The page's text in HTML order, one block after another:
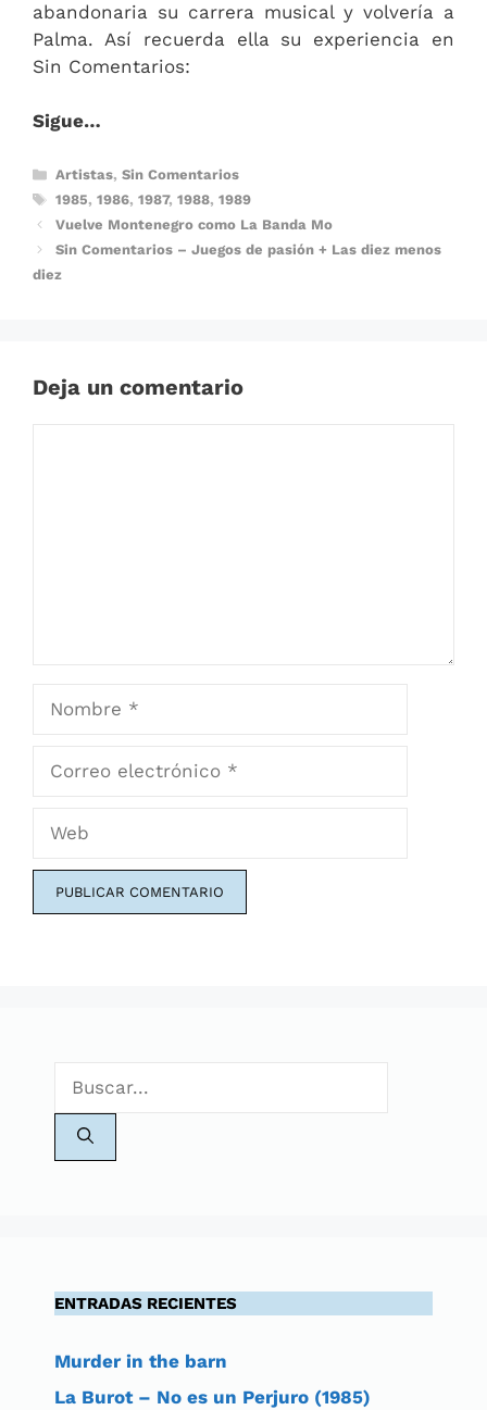
abandonaria su carrera musical y volvería a
Palma. Así recuerda ella su experiencia en
Sin Comentarios:
Sigue…
Categorías
Artistas, Sin Comentarios
Etiquetas
1985, 1986, 1987, 1988, 1989
Vuelve Montenegro como La Banda Mo
Sin Comentarios – Juegos de pasión + Las diez menos
diez
Deja un comentario
Nombre
ENTRADAS RECIENTES
Murder in the barn
La Burot – No es un Perjuro (1985)